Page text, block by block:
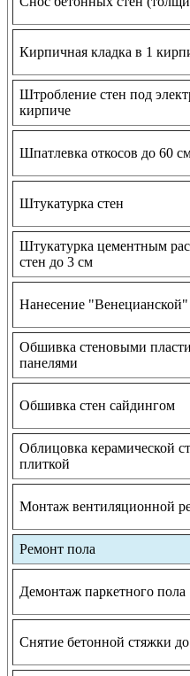
Кирпичная кладка в 1
Штробление стен под
кирпиче
Шпатлевка откосов до 60
Штукатурка стен
Штукатурка цементным
стен до 3 см
Нанесение
Обшивка стеновыми
панелями
Обшивка стен сайдингом
Облицовка керамической
плиткой
Монтаж вентиляционной
Ремонт пола
Демонтаж паркетного пола
Снятие бетонной стяжки